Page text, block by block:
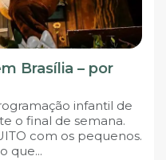
Brasília – por
infantil de
o final de semana.
com os pequenos.
que...